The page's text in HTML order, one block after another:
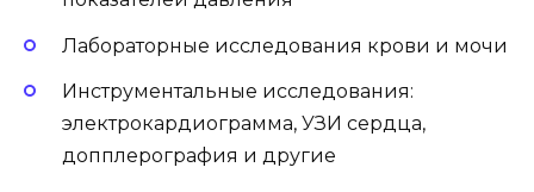
Лабораторные исследования крови и мочи
Инструментальные исследования:
электрокардиограмма, УЗИ сердца,
допплерография и другие